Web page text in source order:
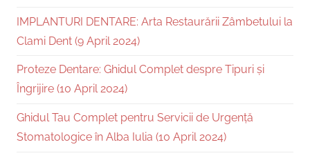
IMPLANTURI DENTARE: Arta Restaurării Zâmbetului la
Clami Dent (9 April 2024)
Proteze Dentare: Ghidul Complet despre Tipuri și
Îngrijire (10 April 2024)
Ghidul Tau Complet pentru Servicii de Urgență
Stomatologice în Alba Iulia (10 April 2024)